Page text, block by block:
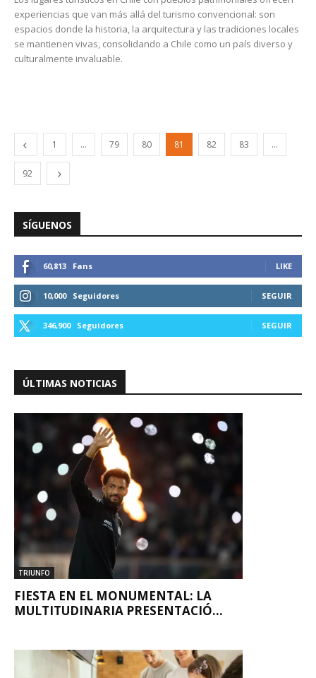
experiencias que van más allá del turismo convencional: son
espacios donde la historia, la arquitectura y las tradiciones locales
se mantienen vivas, consolidando a Chile como un país diverso y
culturalmente invaluable.
1 … 79 80 81 82 83 …
92
SÍGUENOS
60,813 Fans LIKE
10,000 Seguidores SEGUIR
346,900 Seguidores SEGUIR
ÚLTIMAS NOTICIAS
TRIUNFO
FIESTA EN EL MONUMENTAL: LA
MULTITUDINARIA PRESENTACIÓ...